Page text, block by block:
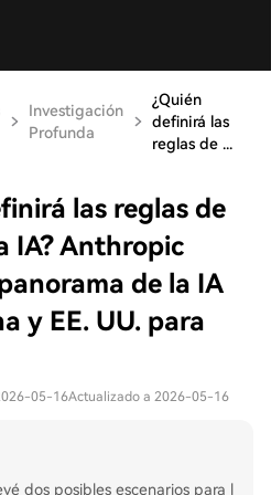
Investigación
Profunda
¿Quién
definirá las
reglas de ...
las reglas de
IA? Anthropic
de la IA
y EE. UU. para
05-16Actualizado a 2026-05-16
dos posibles escenarios para l